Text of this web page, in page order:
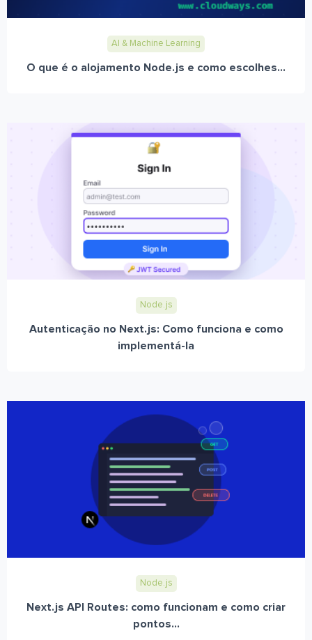
AI & Machine Learning
O que é o alojamento Node.js e como escolhes...
Node.js
Autenticação no Next.js: Como funciona e como
implementá-la
Node.js
Next.js API Routes: como funcionam e como criar
pontos...